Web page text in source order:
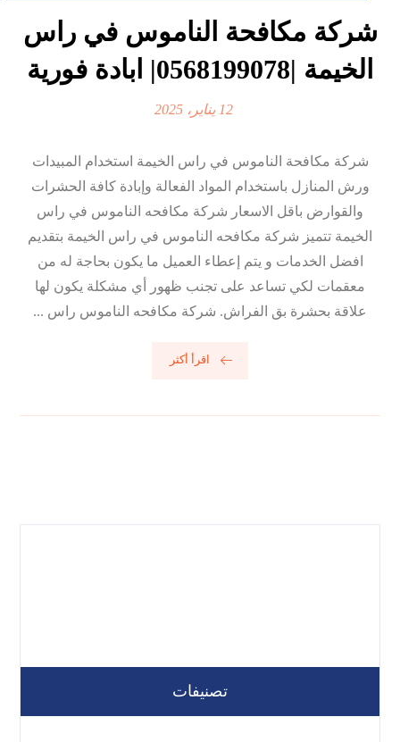
شركة مكافحة الناموس في راس
الخيمة |0568199078| ابادة فورية
12 يناير، 2025
شركة مكافحة الناموس في راس الخيمة استخدام المبيدات
ورش المنازل باستخدام المواد الفعالة وإبادة كافة الحشرات
والقوارض باقل الاسعار شركة مكافحه الناموس في راس
الخيمة تتميز شركة مكافحه الناموس في راس الخيمة بتقديم
افضل الخدمات و يتم إعطاء العميل ما يكون بحاجة له من
معقمات لكي تساعد على تجنب ظهور أي مشكلة يكون لها
علاقة بحشرة بق الفراش. شركة مكافحه الناموس راس ...
اقرأ أكثر
تصنيفات